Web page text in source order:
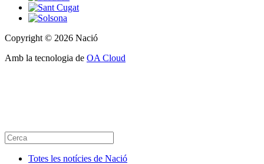
Copyright © 2026 Nació
Amb la tecnologia de OA Cloud
Totes les notícies de Nació